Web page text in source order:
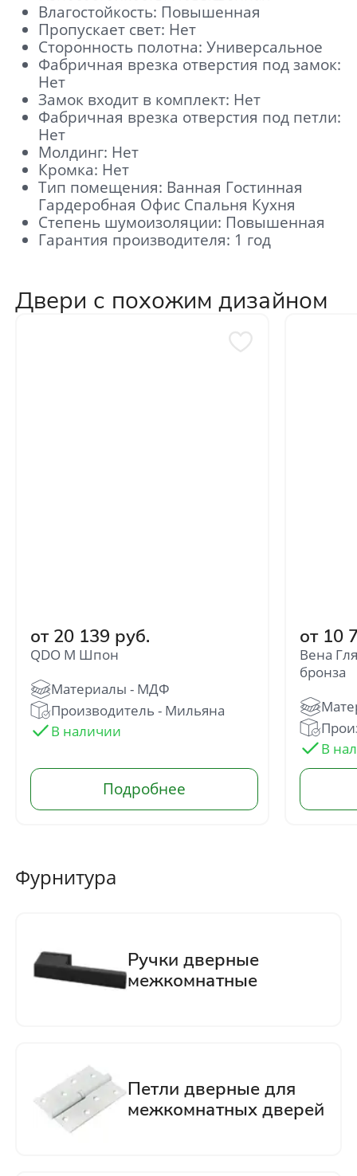
Влагостойкость: Повышенная
Пропускает свет: Нет
Сторонность полотна: Универсальное
Фабричная врезка отверстия под замок:
Нет
Замок входит в комплект: Нет
Фабричная врезка отверстия под петли:
Нет
Молдинг: Нет
Кромка: Нет
Тип помещения: Ванная Гостинная
Гардеробная Офис Спальня Кухня
Степень шумоизоляции: Повышенная
Гарантия производителя: 1 год
Двери с похожим дизайном
от 20 139 руб.
QDO M Шпон
Производитель - Мильяна
от 10
Вена
бронза
Фурнитура
Отправить
Нажимая кнопку «Отправить», Вы
соглашаетесь с политикой обработки